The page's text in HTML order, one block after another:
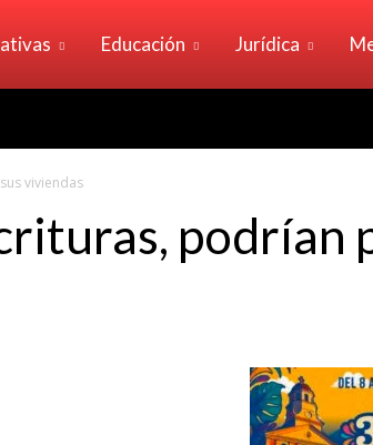
Educación Jurídica
viviendas
podrían